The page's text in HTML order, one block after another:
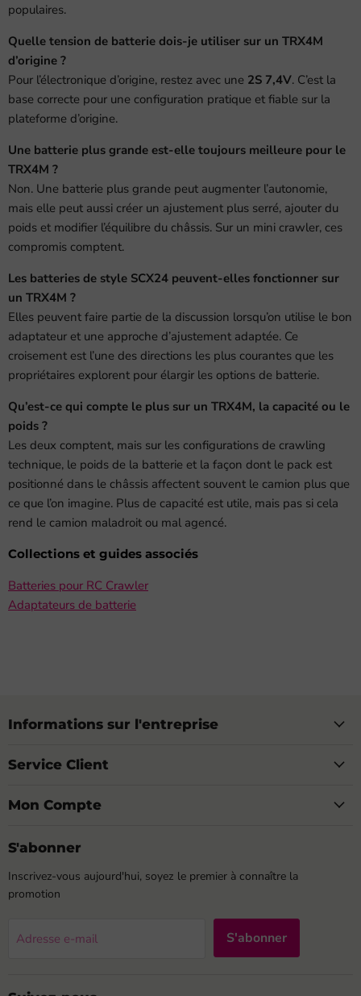
populaires.
Quelle tension de batterie dois-je utiliser sur un TRX4M
d’origine ?
Pour l’électronique d’origine, restez avec une 2S 7,4V. C’est la
base correcte pour une configuration pratique et fiable sur la
plateforme d’origine.
Une batterie plus grande est-elle toujours meilleure pour le
TRX4M ?
Non. Une batterie plus grande peut augmenter l’autonomie,
mais elle peut aussi créer un ajustement plus serré, ajouter du
poids et modifier l’équilibre du châssis. Sur un mini crawler, ces
compromis comptent.
Les batteries de style SCX24 peuvent-elles fonctionner sur
un TRX4M ?
Elles peuvent faire partie de la discussion lorsqu’on utilise le bon
adaptateur et une approche d’ajustement adaptée. Ce
croisement est l’une des directions les plus courantes que les
propriétaires explorent pour élargir les options de batterie.
Qu’est-ce qui compte le plus sur un TRX4M, la capacité ou le
poids ?
Les deux comptent, mais sur les configurations de crawling
technique, le poids de la batterie et la façon dont le pack est
positionné dans le châssis affectent souvent le camion plus que
ce que l’on imagine. Plus de capacité est utile, mais pas si cela
rend le camion maladroit ou mal agencé.
Collections et guides associés
Batteries pour RC Crawler
Adaptateurs de batterie
Informations sur l'entreprise
Service Client
Mon Compte
S'abonner
Inscrivez-vous aujourd'hui, soyez le premier à connaître la
promotion
Adresse e-mail S'abonner